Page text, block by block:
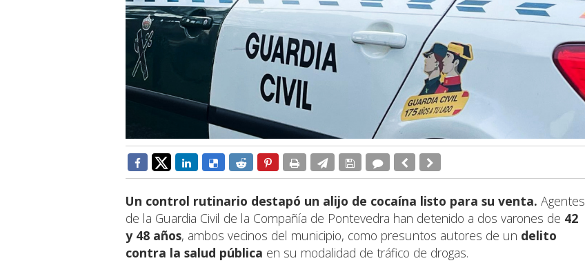
Un control rutinario destapó un alijo de cocaína listo para su venta. Agentes
de la Guardia Civil de la Compañía de Pontevedra han detenido a dos varones de 42
y 48 años, ambos vecinos del municipio, como presuntos autores de un delito
contra la salud pública en su modalidad de tráfico de drogas.